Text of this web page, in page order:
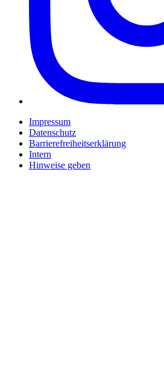
Impressum
Datenschutz
Barrierefreiheitserklärung
Intern
Hinweise geben